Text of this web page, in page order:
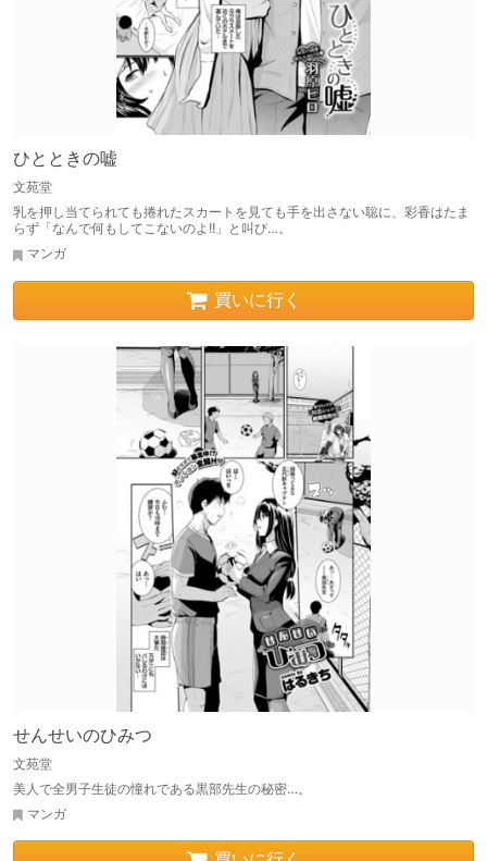
ひとときの嘘
文苑堂
乳を押し当てられても捲れたスカートを見ても手を出さない聡に、彩香はたま
らず「なんで何もしてこないのよ!!」と叫び…。
マンガ
買いに行く
せんせいのひみつ
文苑堂
美人で全男子生徒の憧れである黒部先生の秘密…。
マンガ